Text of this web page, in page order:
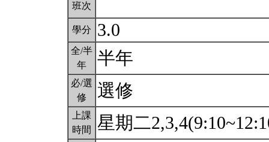
班次
學分 3.0
全/半
年
半年
必/選
修
選修
上課
時間
星期二